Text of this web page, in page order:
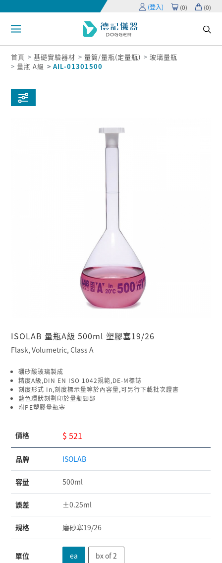
(登入) (0) (0)
首頁 基礎實驗器材 量筒/量瓶(定量瓶)
玻璃量瓶
量瓶 A級
AIL-01301500
ISOLAB 量瓶A級 500ml 塑膠塞19/26
Flask, Volumetric, Class A
硼矽酸玻璃製成
精度A級,DIN EN ISO 1042規範,DE-M標誌
刻度形式 In,刻度標示量等於內容量,可另行下載批次證書
藍色環狀刻劃印於量瓶頸部
附PE塑膠量瓶塞
價格 $ 521
品牌 ISOLAB
容量 500ml
誤差 ±0.25ml
規格 磨砂塞19/26
單位 ea bx of 2